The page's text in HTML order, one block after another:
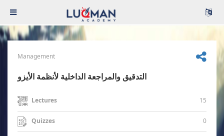
Management
التدقيق والمراجعة الداخلية لأنظمة الأيزو
Lectures 15
Quizzes 0